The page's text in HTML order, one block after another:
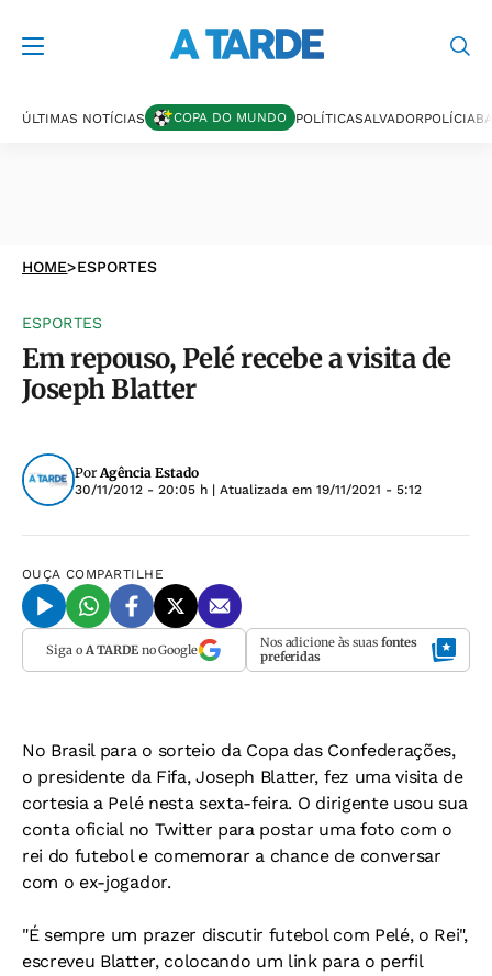
ÚLTIMAS NOTÍCIAS COPA DO MUNDO POLÍTICASALVADORPOLÍCIA
HOME>ESPORTES
ESPORTES
Em repouso, Pelé recebe a visita de
Joseph Blatter
PorAgência Estado
30/11/2012 - 20:05 h | Atualizada em 19/11/2021 - 5:12
OUÇA COMPARTILHE
Siga o A TARDEno Google Nos adicione às suas fontes
preferidas
No Brasil para o sorteio da Copa das Confederações,
o presidente da Fifa, Joseph Blatter, fez uma visita de
cortesia a Pelé nesta sexta-feira. O dirigente usou sua
conta oficial no Twitter para postar uma foto com o
rei do futebol e comemorar a chance de conversar
com o ex-jogador.
"É sempre um prazer discutir futebol com Pelé, o Rei",
escreveu Blatter, colocando um link para o perfil